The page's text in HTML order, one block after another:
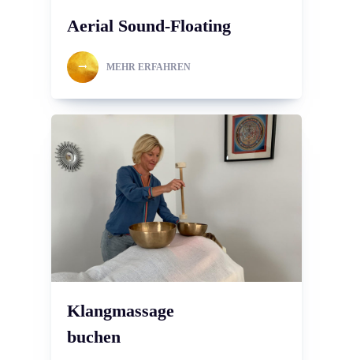
Aerial Sound-Floating
MEHR ERFAHREN
Klangmassage
buchen